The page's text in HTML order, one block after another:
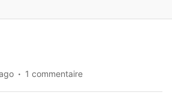
1 commentaire